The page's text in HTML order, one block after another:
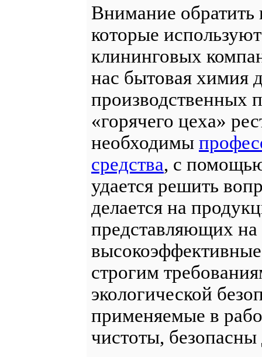
Внимание обратить
которые
клининговых
нас бытовая химия
производственных
«горячего цеха»
необходимы
средства, с
удается решить
делается на
представляющих на
строгим
экологической
применяемые в
чистоты,